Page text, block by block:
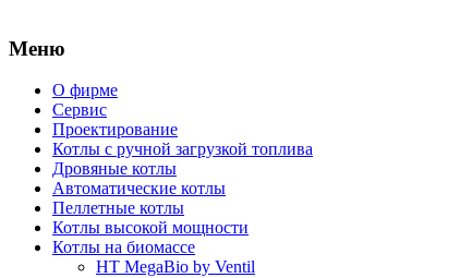
Меню
О фирме
Сервис
Проектирование
Котлы с ручной загрузкой топлива
Дровяные котлы
Автоматические котлы
Пеллетные котлы
Котлы высокой мощности
Котлы на биомассе
HT MegaBio by Ventil